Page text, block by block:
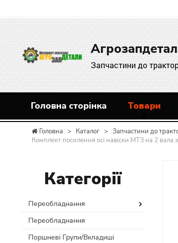
Запчастини до
Головна сторінка Товари
Головна > Каталог > Запчастини до
Комплект посилення осі навіски МТЗ на 2
Категорії
Переобладнання
Переобладнання
Поршневі Групи/Вкладиші